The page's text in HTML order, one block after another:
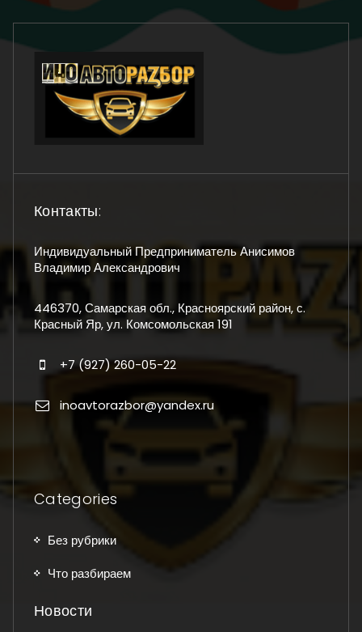
Контакты:
Индивидуальный Предприниматель Анисимов
Владимир Александрович
446370, Самарская обл., Красноярский район, с.
Красный Яр, ул. Комсомольская 191
+7 (927) 260-05-22
inoavtorazbor@yandex.ru
Categories
Без рубрики
Что разбираем
Новости